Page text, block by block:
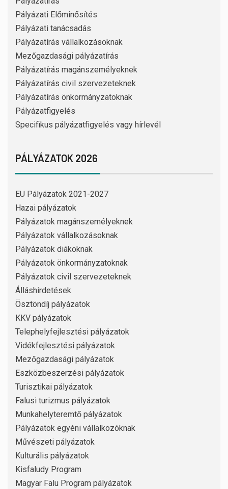
Pályázati Előminősítés
Pályázati tanácsadás
Pályázatírás vállalkozásoknak
Mezőgazdasági pályázatírás
Pályázatírás magánszemélyeknek
Pályázatírás civil szervezeteknek
Pályázatírás önkormányzatoknak
Pályázatfigyelés
Specifikus pályázatfigyelés vagy hírlevél
PÁLYÁZATOK 2026
EU Pályázatok 2021-2027
Hazai pályázatok
Pályázatok magánszemélyeknek
Pályázatok vállalkozásoknak
Pályázatok diákoknak
Pályázatok önkormányzatoknak
Pályázatok civil szervezeteknek
Álláshirdetések
Ösztöndíj pályázatok
KKV pályázatok
Telephelyfejlesztési pályázatok
Vidékfejlesztési pályázatok
Mezőgazdasági pályázatok
Eszközbeszerzési pályázatok
Turisztikai pályázatok
Falusi turizmus pályázatok
Munkahelyteremtő pályázatok
Pályázatok egyéni vállalkozóknak
Művészeti pályázatok
Kulturális pályázatok
Kisfaludy Program
Magyar Falu Program pályázatok